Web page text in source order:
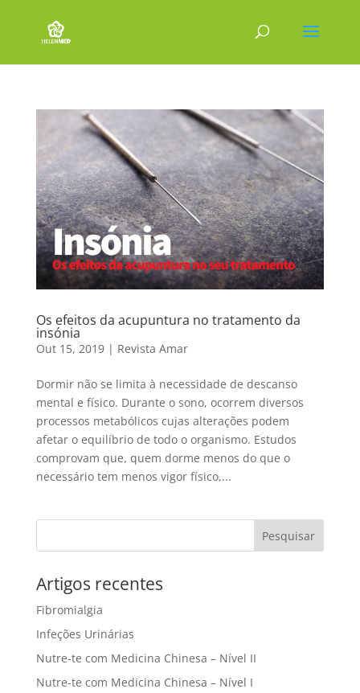
Os efeitos da acupuntura no tratamento da
insónia
Out 15, 2019| Revista Amar
Dormir não se limita à necessidade de descanso
mental e físico. Durante o sono, ocorrem diversos
processos metabólicos cujas alterações podem
afetar o equilíbrio de todo o organismo. Estudos
comprovam que, quem dorme menos do que o
necessário tem menos vigor físico,...
Artigos recentes
Fibromialgia
Infeções Urinárias
Nutre-te com Medicina Chinesa – Nível II
Nutre-te com Medicina Chinesa – Nível I